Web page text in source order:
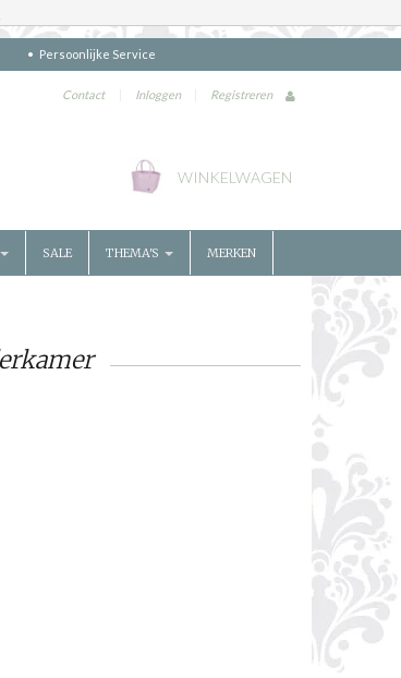
Persoonlijke Service
Contact | Inloggen | Registreren
WINKELWAGEN
SALE THEMA'S MERKEN